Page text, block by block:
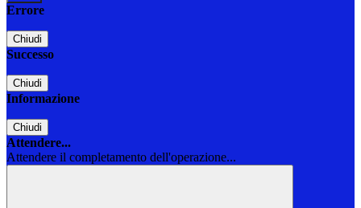
Errore
Chiudi
Successo
Chiudi
Informazione
Chiudi
Attendere...
Attendere il completamento dell'operazione...